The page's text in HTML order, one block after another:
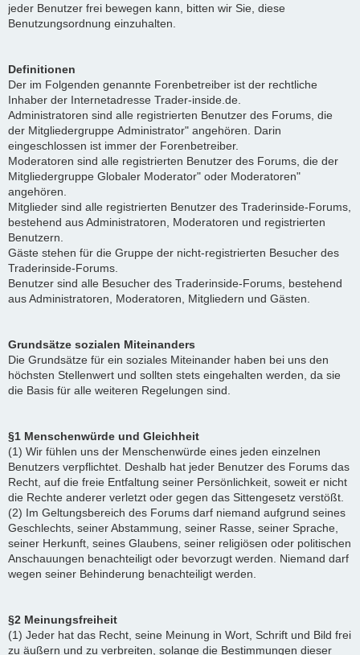
jeder Benutzer frei bewegen kann, bitten wir Sie, diese
Benutzungsordnung einzuhalten.
Definitionen
Der im Folgenden genannte Forenbetreiber ist der rechtliche
Inhaber der Internetadresse Trader-inside.de.
Administratoren sind alle registrierten Benutzer des Forums, die
der Mitgliedergruppe Administrator" angehören. Darin
eingeschlossen ist immer der Forenbetreiber.
Moderatoren sind alle registrierten Benutzer des Forums, die der
Mitgliedergruppe Globaler Moderator" oder Moderatoren"
angehören.
Mitglieder sind alle registrierten Benutzer des Traderinside-Forums,
bestehend aus Administratoren, Moderatoren und registrierten
Benutzern.
Gäste stehen für die Gruppe der nicht-registrierten Besucher des
Traderinside-Forums.
Benutzer sind alle Besucher des Traderinside-Forums, bestehend
aus Administratoren, Moderatoren, Mitgliedern und Gästen.
Grundsätze sozialen Miteinanders
Die Grundsätze für ein soziales Miteinander haben bei uns den
höchsten Stellenwert und sollten stets eingehalten werden, da sie
die Basis für alle weiteren Regelungen sind.
§1 Menschenwürde und Gleichheit
(1) Wir fühlen uns der Menschenwürde eines jeden einzelnen
Benutzers verpflichtet. Deshalb hat jeder Benutzer des Forums das
Recht, auf die freie Entfaltung seiner Persönlichkeit, soweit er nicht
die Rechte anderer verletzt oder gegen das Sittengesetz verstößt.
(2) Im Geltungsbereich des Forums darf niemand aufgrund seines
Geschlechts, seiner Abstammung, seiner Rasse, seiner Sprache,
seiner Herkunft, seines Glaubens, seiner religiösen oder politischen
Anschauungen benachteiligt oder bevorzugt werden. Niemand darf
wegen seiner Behinderung benachteiligt werden.
§2 Meinungsfreiheit
(1) Jeder hat das Recht, seine Meinung in Wort, Schrift und Bild frei
zu äußern und zu verbreiten, solange die Bestimmungen dieser